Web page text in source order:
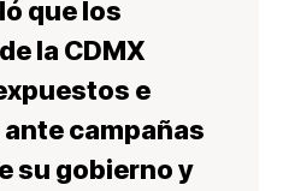
que los
la CDMX
e
campañas
su gobierno y